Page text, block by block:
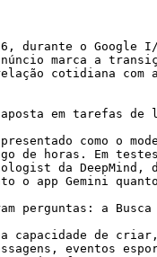
durante o Google
marca a
cotidiana
em tarefas de
como o
de horas. Em
da DeepMind,
o app Gemini
perguntas: a
capacidade de
eventos